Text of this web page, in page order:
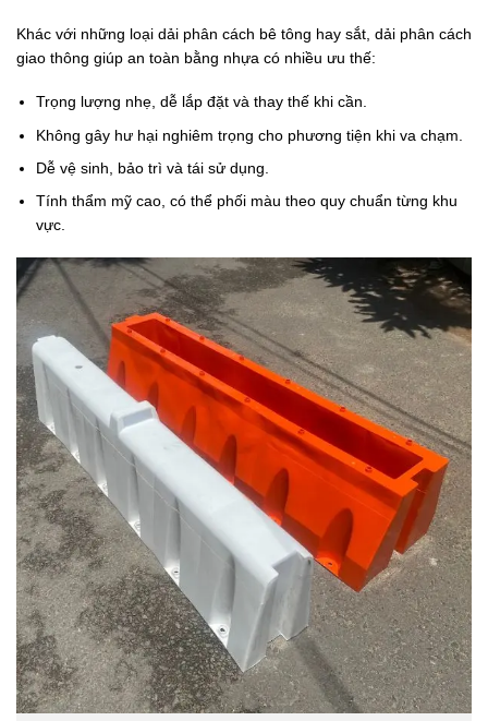
Khác với những loại dải phân cách bê tông hay sắt, dải phân cách
giao thông giúp an toàn bằng nhựa có nhiều ưu thế:
Trọng lượng nhẹ, dễ lắp đặt và thay thế khi cần.
Không gây hư hại nghiêm trọng cho phương tiện khi va chạm.
Dễ vệ sinh, bảo trì và tái sử dụng.
Tính thẩm mỹ cao, có thể phối màu theo quy chuẩn từng khu
vực.